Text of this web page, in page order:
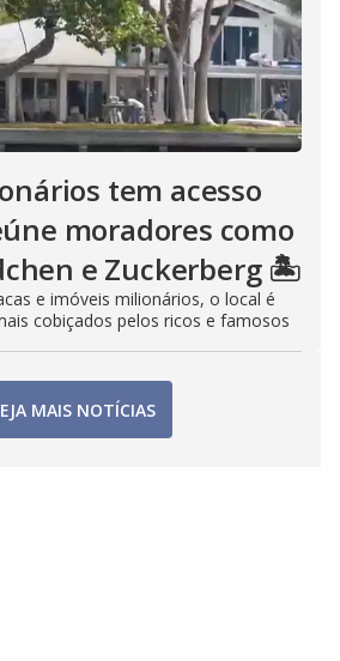
tem acesso
moradores como
e Zuckerberg 🏝️
e imóveis milionários, o local é
cobiçados pelos ricos e famosos
MAIS NOTÍCIAS